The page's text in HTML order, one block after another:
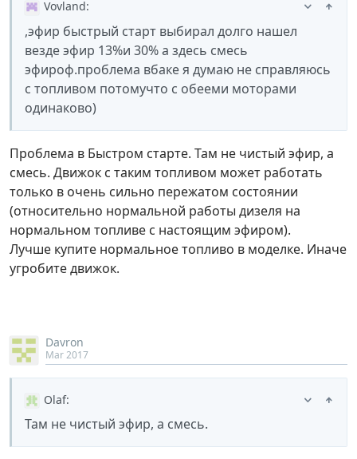
Vovland:
,эфир быстрый старт выбирал долго нашел
везде эфир 13%и 30% а здесь смесь
эфироф.проблема вбаке я думаю не справляюсь
с топливом потомучто с обееми моторами
одинаково)
Проблема в Быстром старте. Там не чистый эфир, а
смесь. Движок с таким топливом может работать
только в очень сильно пережатом состоянии
(относительно нормальной работы дизеля на
нормальном топливе с настоящим эфиром).
Лучше купите нормальное топливо в моделке. Иначе
угробите движок.
Davron
Mar 2017
Olaf:
Там не чистый эфир, а смесь.